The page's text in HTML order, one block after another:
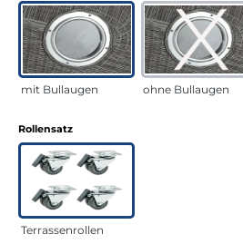
mit Bullaugen ohne Bullaugen
Rollensatzauswählen
Terrassenrollen